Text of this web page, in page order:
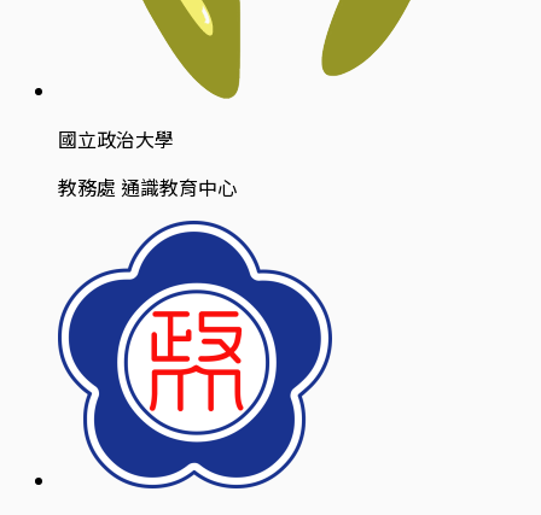
國立政治大學
教務處 通識教育中心